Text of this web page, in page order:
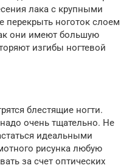
лака с крупными
перекрыть ноготок слоем
они имеют большую
изгибы ногтевой
блестящие ногти.
очень тщательно. Не
идеальными
рисунка любую
за счет оптических